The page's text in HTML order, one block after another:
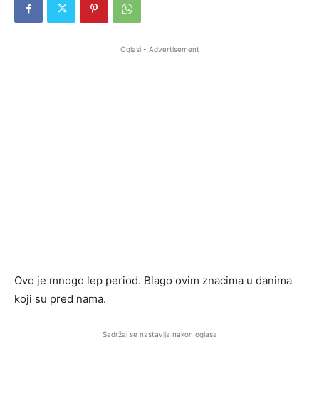
Oglasi - Advertisement
Ovo je mnogo lep period. Blago ovim znacima u danima
koji su pred nama.
Sadržaj se nastavlja nakon oglasa